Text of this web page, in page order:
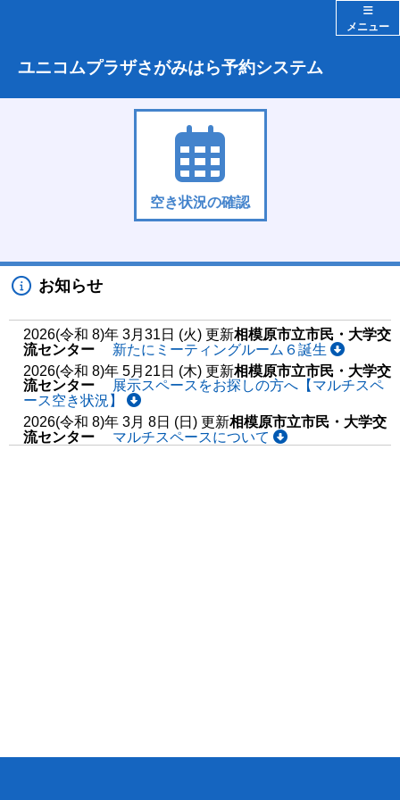
メニュー
ユニコムプラザさがみはら予約システム
空き状況の確認
お知らせ
2026(令和 8)年 3月31日 (火) 更新相模原市立市民・大学交
流センター
新たにミーティングルーム６誕生
2026(令和 8)年 5月21日 (木) 更新相模原市立市民・大学交
流センター
展示スペースをお探しの方へ【マルチスペ
ース空き状況】
2026(令和 8)年 3月 8日 (日) 更新相模原市立市民・大学交
流センター
マルチスペースについて